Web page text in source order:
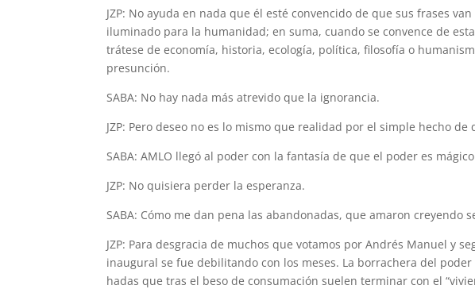
JZP: No ayuda en nada que él esté convencido de que sus frases
iluminado para la humanidad; en suma, cuando se convence de
trátese de economía, historia, ecología, política, filosofía o
presunción.
SABA: No hay nada más atrevido que la ignorancia.
JZP: Pero deseo no es lo mismo que realidad por el simple hecho de
SABA: AMLO llegó al poder con la fantasía de que el poder es
JZP: No quisiera perder la esperanza.
SABA: Cómo me dan pena las abandonadas, que amaron creyendo
JZP: Para desgracia de muchos que votamos por Andrés Manuel y
inaugural se fue debilitando con los meses. La borrachera del
hadas que tras el beso de consumación suelen terminar con el